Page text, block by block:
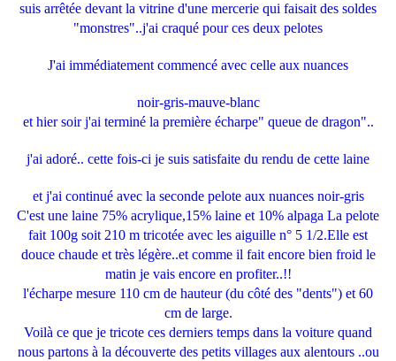
suis arrêtée devant la vitrine d'une mercerie qui faisait des soldes
"monstres"..j'ai craqué pour ces deux pelotes
J'ai immédiatement commencé avec celle aux nuances
noir-gris-mauve-blanc
et hier soir j'ai terminé la première écharpe" queue de dragon"..
j'ai adoré.. cette fois-ci je suis satisfaite du rendu de cette laine
et j'ai continué avec la seconde pelote aux nuances noir-gris
C'est une laine 75% acrylique,15% laine et 10% alpaga La pelote
fait 100g soit 210 m tricotée avec les aiguille n° 5 1/2.Elle est
douce chaude et très légère..et comme il fait encore bien froid le
matin je vais encore en profiter..!!
l'écharpe mesure 110 cm de hauteur (du côté des "dents") et 60
cm de large.
Voilà ce que je tricote ces derniers temps dans la voiture quand
nous partons à la découverte des petits villages aux alentours ..ou